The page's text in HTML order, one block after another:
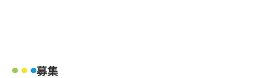
募集